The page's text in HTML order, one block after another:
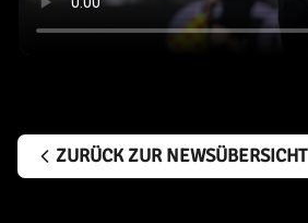
ZURÜCK ZUR NEWSÜBERSICHT